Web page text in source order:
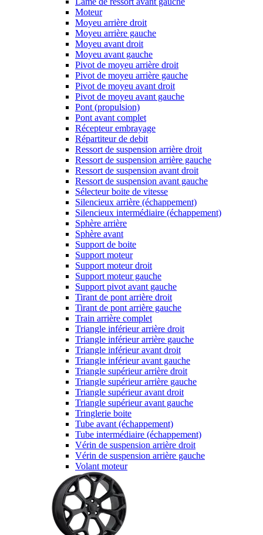
Moteur
Moyeu arrière droit
Moyeu arrière gauche
Moyeu avant droit
Moyeu avant gauche
Pivot de moyeu arrière droit
Pivot de moyeu arrière gauche
Pivot de moyeu avant droit
Pivot de moyeu avant gauche
Pont (propulsion)
Pont avant complet
Récepteur embrayage
Répartiteur de debit
Ressort de suspension arrière droit
Ressort de suspension arrière gauche
Ressort de suspension avant droit
Ressort de suspension avant gauche
Sélecteur boite de vitesse
Silencieux arrière (échappement)
Silencieux intermédiaire (échappement)
Sphère arrière
Sphère avant
Support de boite
Support moteur
Support moteur droit
Support moteur gauche
Support pivot avant gauche
Tirant de pont arrière droit
Tirant de pont arrière gauche
Train arrière complet
Triangle inférieur arrière droit
Triangle inférieur arrière gauche
Triangle inférieur avant droit
Triangle inférieur avant gauche
Triangle supérieur arrière droit
Triangle supérieur arrière gauche
Triangle supérieur avant droit
Triangle supérieur avant gauche
Tringlerie boite
Tube avant (échappement)
Tube intermédiaire (échappement)
Vérin de suspension arrière droit
Vérin de suspension arrière gauche
Volant moteur